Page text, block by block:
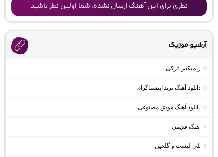
نظری برای این آهنگ ارسال نشده، شما اولین نظر باشید
آرشیو موزیک
ریمیکس ترکی
دانلود آهنگ ترند اینستاگرام
دانلود آهنگ هوش مصنوعی
اهنگ قدیمی
پلی لیست و گلچین